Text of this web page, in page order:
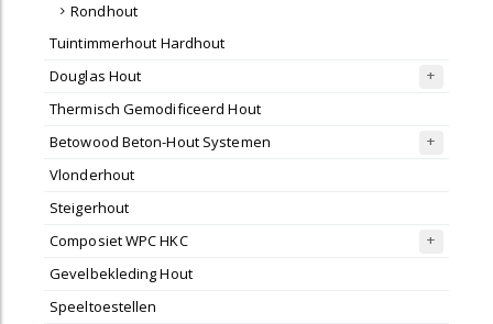
Rondhout
Tuintimmerhout Hardhout
Douglas Hout
Thermisch Gemodificeerd Hout
Betowood Beton-Hout Systemen
Vlonderhout
Steigerhout
Composiet WPC HKC
Gevelbekleding Hout
Speeltoestellen